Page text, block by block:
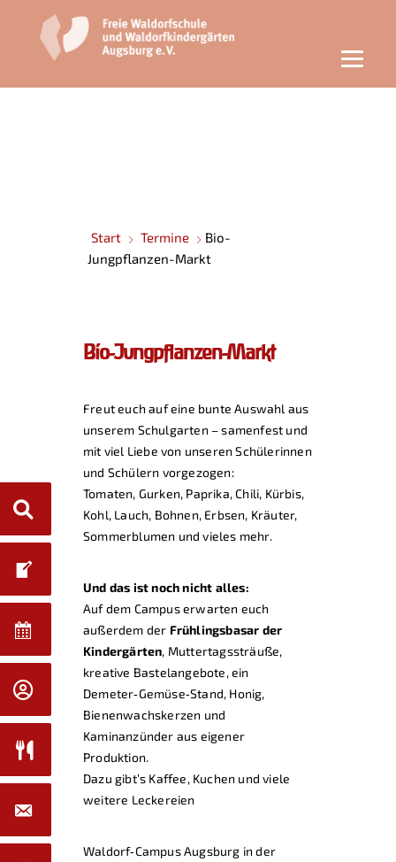
Start Termine
Bio-
Jungpflanzen-Markt
Bio-Jungpflanzen-Markt
Freut euch auf eine bunte Auswahl aus
unserem Schulgarten – samenfest und
mit viel Liebe von unseren Schülerinnen
und Schülern vorgezogen:
Tomaten, Gurken, Paprika, Chili, Kürbis,
Kohl, Lauch, Bohnen, Erbsen, Kräuter,
Sommerblumen und vieles mehr.
Und das ist noch nicht alles:
Auf dem Campus erwarten euch
außerdem der Frühlingsbasar der
Kindergärten, Muttertagssträuße,
kreative Bastelangebote, ein
Demeter‑Gemüse‑Stand, Honig,
Bienenwachskerzen und
Kaminanzünder aus eigener
Produktion.
Dazu gibt’s Kaffee, Kuchen und viele
weitere Leckereien
Waldorf‑Campus Augsburg in der